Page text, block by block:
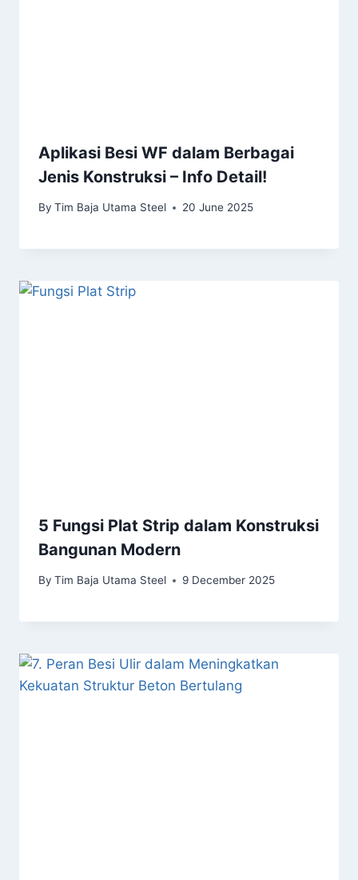
Aplikasi Besi WF dalam Berbagai
Jenis Konstruksi – Info Detail!
By Tim Baja Utama Steel 20 June 2025
5 Fungsi Plat Strip dalam Konstruksi
Bangunan Modern
By Tim Baja Utama Steel 9 December 2025